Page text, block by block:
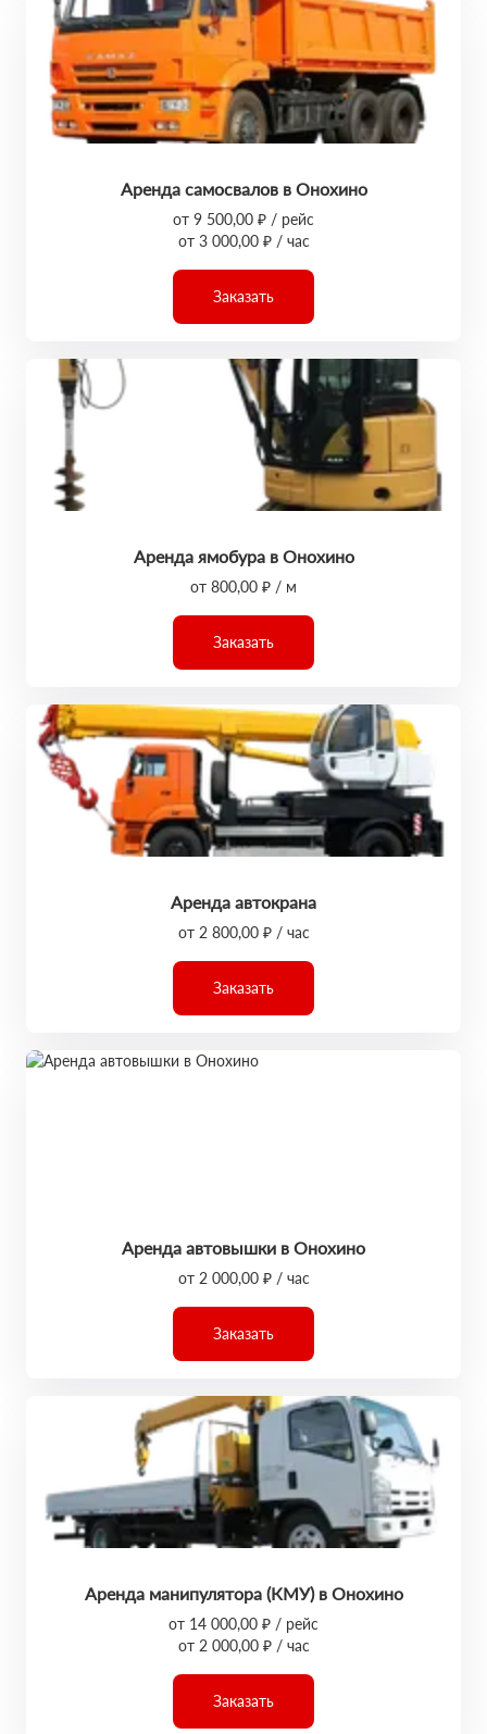
Аренда самосвалов в Онохино
от 9 500,00 ₽ / рейс
от 3 000,00 ₽ / час
Заказать
Аренда ямобура в Онохино
от 800,00 ₽ / м
Заказать
Аренда автокрана
от 2 800,00 ₽ / час
Заказать
Аренда автовышки в Онохино
от 2 000,00 ₽ / час
Заказать
Аренда манипулятора (КМУ) в Онохино
от 14 000,00 ₽ / рейс
от 2 000,00 ₽ / час
Заказать